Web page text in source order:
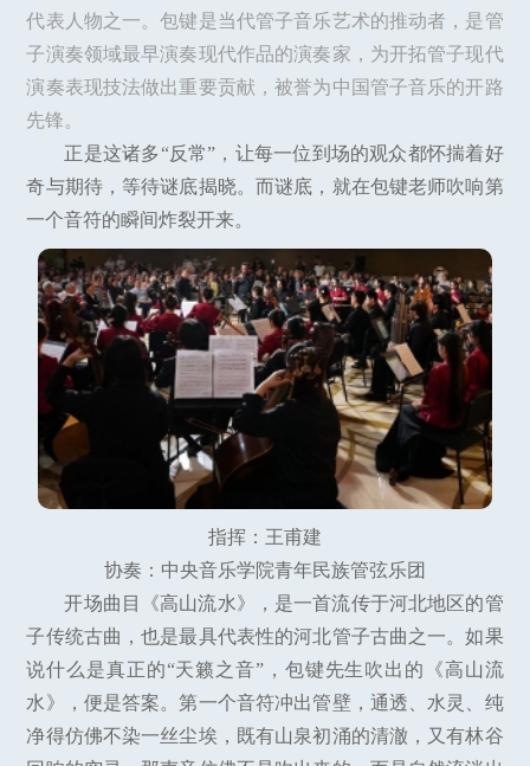
代表人物之一。包键是当代管子音乐艺术的推动者，是管
子演奏领域最早演奏现代作品的演奏家，为开拓管子现代
演奏表现技法做出重要贡献，被誉为中国管子音乐的开路
先锋。
正是这诸多“反常”，让每一位到场的观众都怀揣着好
奇与期待，等待谜底揭晓。而谜底，就在包键老师吹响第
一个音符的瞬间炸裂开来。
指挥：王甫建
协奏：中央音乐学院青年民族管弦乐团
开场曲目《高山流水》，是一首流传于河北地区的管
子传统古曲，也是最具代表性的河北管子古曲之一。如果
说什么是真正的“天籁之音”，包键先生吹出的《高山流
水》，便是答案。第一个音符冲出管壁，通透、水灵、纯
净得仿佛不染一丝尘埃，既有山泉初涌的清澈，又有林谷